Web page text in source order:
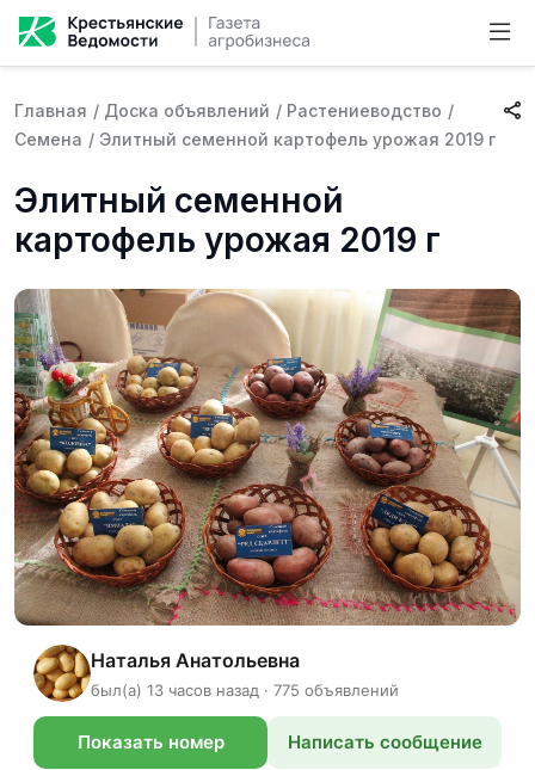
Главная / Доска объявлений / Растениеводство /
Семена / Элитный семенной картофель урожая 2019 г
Элитный семенной
картофель урожая 2019 г
Наталья Анатольевна
был(а) 13 часов назад · 775 объявлений
Показать номер Написать сообщение